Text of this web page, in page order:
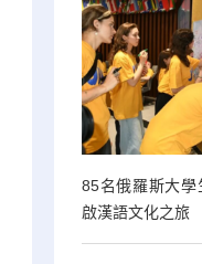
85名俄羅斯大學
啟漢語文化之旅